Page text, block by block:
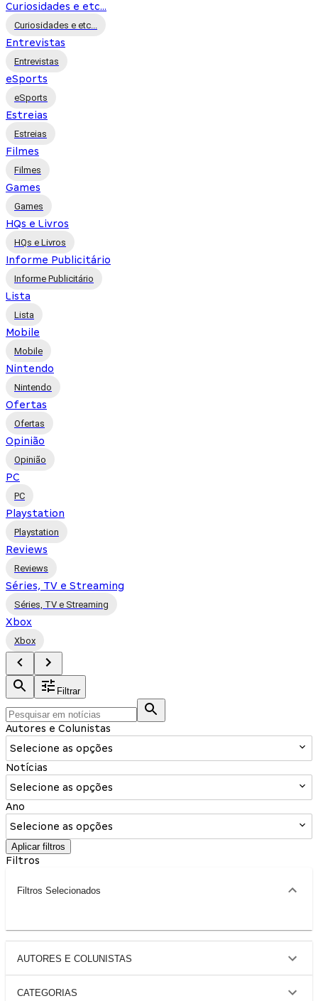
Curiosidades e etc...
Curiosidades e etc...
Entrevistas
Entrevistas
eSports
eSports
Estreias
Estreias
Filmes
Filmes
Games
Games
HQs e Livros
HQs e Livros
Informe Publicitário
Informe Publicitário
Lista
Lista
Mobile
Mobile
Nintendo
Nintendo
Ofertas
Ofertas
Opinião
Opinião
PC
PC
Playstation
Playstation
Reviews
Reviews
Séries, TV e Streaming
Séries, TV e Streaming
Xbox
Xbox
Filtrar
Autores e Colunistas
Selecione as opções
Notícias
Selecione as opções
Ano
Selecione as opções
Aplicar filtros
Filtros
Filtros Selecionados
AUTORES E COLUNISTAS
CATEGORIAS